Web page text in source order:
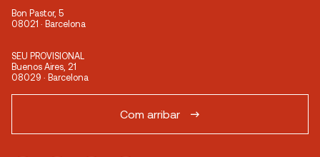
Bon Pastor, 5
08021 · Barcelona
SEU PROVISIONAL
Buenos Aires, 21
08029 · Barcelona
Com arribar